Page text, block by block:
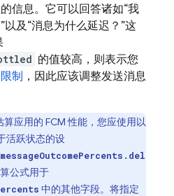
信息。它可以回答诸如“我
及“消息为什么延迟？”这
的值较高，则表示您
制 ，因此应该调整发送消息
应用的 FCM 性能，您应使用以
活跃状态的设
messageOutcomePercents.del
公式用于
中的其他字段。将指定